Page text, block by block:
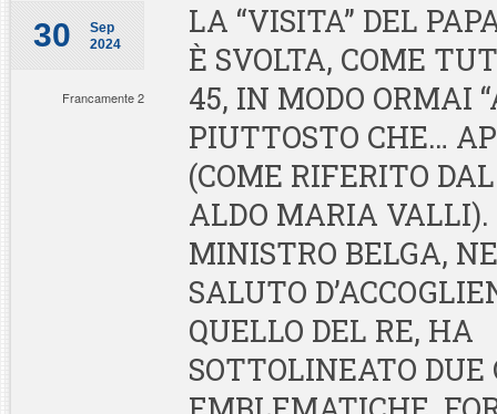
30
Sep
2024
Francamente 2
LA “VISITA” DEL
È SVOLTA, COME
45, IN MODO ORMAI
PIUTTOSTO CHE…
(COME RIFERITO
ALDO MARIA
MINISTRO BELGA,
SALUTO
QUELLO DEL RE, HA
SOTTOLINEATO DUE